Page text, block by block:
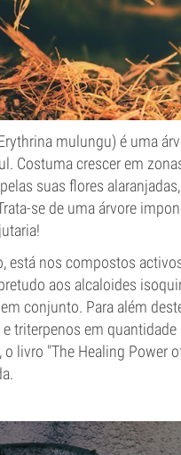
mulungu) é uma
Costuma crescer em
suas flores
se de uma árvore
está nos compostos
aos alcaloides
conjunto. Para além
triterpenos em
livro "The Healing Power